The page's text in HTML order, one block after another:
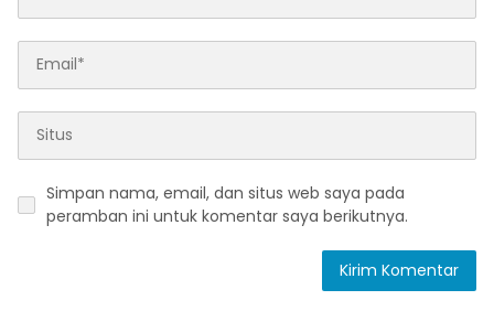
Simpan nama, email, dan situs web saya pada
peramban ini untuk komentar saya berikutnya.